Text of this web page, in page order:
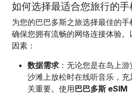
如何选择最适合您旅行的手
为您的巴巴多斯之旅选择最佳的
确保您拥有流畅的网络连接体验
因素：
数据需求 ：无论您是在岛上
沙滩上放松时在线听音乐，
关重要。使用巴巴多斯 eSIM